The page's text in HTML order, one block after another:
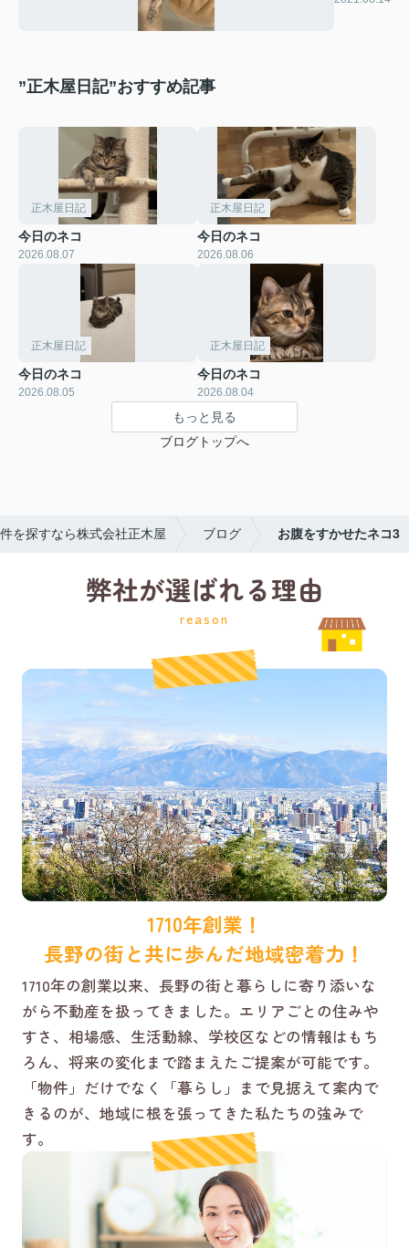
”正木屋日記”おすすめ記事
正木屋日記
今日のネコ
2026.08.07
正木屋日記
今日のネコ
2026.08.06
正木屋日記
今日のネコ
2026.08.05
正木屋日記
今日のネコ
2026.08.04
もっと見る
ブログトップへ
を探すなら株式会社正木屋 ブログ お腹をすかせたネコ3
弊社が選ばれる理由
reason
1710年創業！
長野の街と共に歩んだ地域密着力！
1710年の創業以来、長野の街と暮らしに寄り添いな
がら不動産を扱ってきました。エリアごとの住みや
すさ、相場感、生活動線、学校区などの情報はもち
ろん、将来の変化まで踏まえたご提案が可能です。
「物件」だけでなく「暮らし」まで見据えて案内で
きるのが、地域に根を張ってきた私たちの強みで
す。